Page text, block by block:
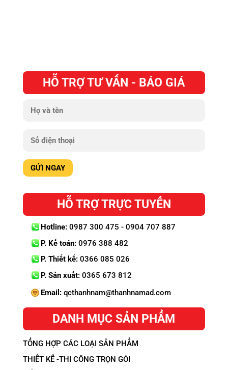
HỖ TRỢ TƯ VẤN - BÁO GIÁ
HỖ TRỢ TRỰC TUYẾN
Hotline:0987 300 475 - 0904 707 887
P. Kế toán:0976 388 482
P. Thiết kế:0366 085 026
P. Sản xuất:0365 673 812
Email:qcthanhnam@thanhnamad.com
DANH MỤC SẢN PHẨM
TỔNG HỢP CÁC LOẠI SẢN PHẨM
THIẾT KẾ -THI CÔNG TRỌN GÓI